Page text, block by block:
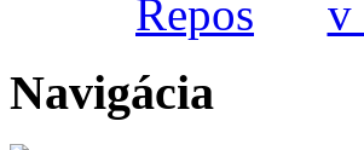
Navigácia